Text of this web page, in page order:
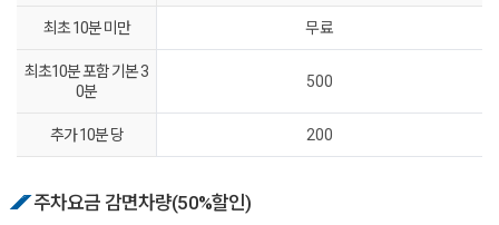
최초 10분 미만 무료
최초10분 포함 기본 3
0분
500
추가 10분 당 200
주차요금 감면차량(50%할인)